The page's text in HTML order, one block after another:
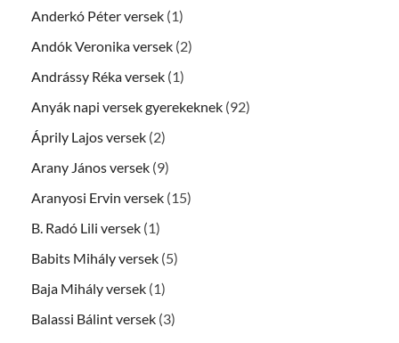
Anderkó Péter versek (1)
Andók Veronika versek (2)
Andrássy Réka versek (1)
Anyák napi versek gyerekeknek (92)
Áprily Lajos versek (2)
Arany János versek (9)
Aranyosi Ervin versek (15)
B. Radó Lili versek (1)
Babits Mihály versek (5)
Baja Mihály versek (1)
Balassi Bálint versek (3)